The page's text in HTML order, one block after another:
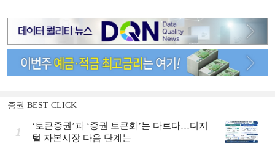
증권 BEST CLICK
1
‘토큰증권’과 ‘증권 토큰화’는 다르다…디지
털 자본시장 다음 단계는